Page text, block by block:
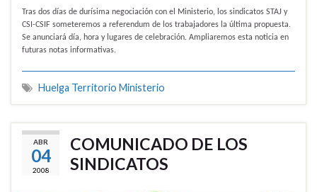
Tras dos días de durísima negociación con el Ministerio, los sindicatos STAJ y
CSI-CSIF someteremos a referendum de los trabajadores la última propuesta.
Se anunciará día, hora y lugares de celebración. Ampliaremos esta noticia en
futuras notas informativas.
Huelga Territorio Ministerio
ABR
04
2008
COMUNICADO DE LOS
SINDICATOS